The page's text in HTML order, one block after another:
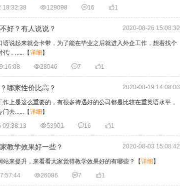
18:32:38 129098 16 1
好？有人说说？ 2020-08-26 15:08:32
说起来就会卡带，为了能在毕业之后就进入外企工作，想着找个
代，...... 【详细 】
28046 7 1
哪家性价比高？ 2020-08-19 14:08:03
上是这么重要的，有很多待遇好的公司都是比较在重英语水平，
门去...... 【详细 】
09:38:13 53901 16 1
教学效果好一些？ 2020-08-03 15:08:42
来提升，来看看大家觉得教学效果好的有哪些？ 【详细 】
26086 7 1